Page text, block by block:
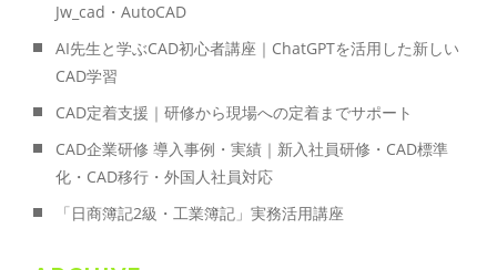
Jw_cad・AutoCAD
AI先生と学ぶCAD初心者講座｜ChatGPTを活用した新しい
CAD学習
CAD定着支援｜研修から現場への定着までサポート
CAD企業研修 導入事例・実績｜新入社員研修・CAD標準
化・CAD移行・外国人社員対応
「日商簿記2級・工業簿記」実務活用講座